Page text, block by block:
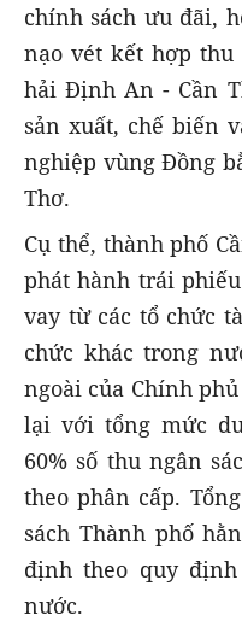
chính sách ưu đãi,
nạo vét kết hợp
hải Định An - Cần
sản xuất, chế biến
nghiệp vùng Đồng
Thơ.
Cụ thể, thành phố
phát hành trái
vay từ các tổ chức
chức khác trong
ngoài của Chính
lại với tổng mức
60% số thu ngân
theo phân cấp.
sách Thành phố
định theo quy
nước.